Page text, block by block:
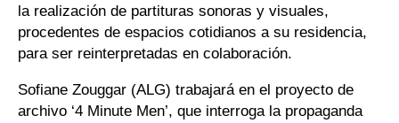
la realización de partituras sonoras y visuales,
procedentes de espacios cotidianos a su residencia,
para ser reinterpretadas en colaboración.
Sofiane Zouggar (ALG) trabajará en el proyecto de
archivo ‘4 Minute Men’, que interroga la propaganda